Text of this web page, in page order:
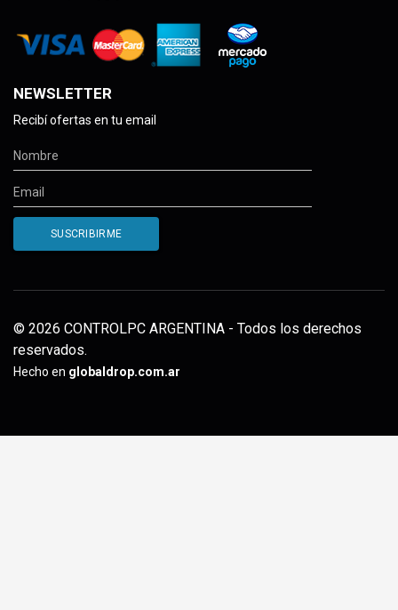
NEWSLETTER
Recibí ofertas en tu email
© 2026 CONTROLPC ARGENTINA - Todos los derechos
reservados.
Hecho en globaldrop.com.ar